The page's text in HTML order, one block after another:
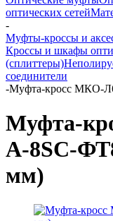
оптических сетей
-
Муфты-кроссы и
Кроссы и шкафы
(сплиттеры)
соединители
-Муфта-кросс МКО-
Муфта-
А-8SC-
мм)